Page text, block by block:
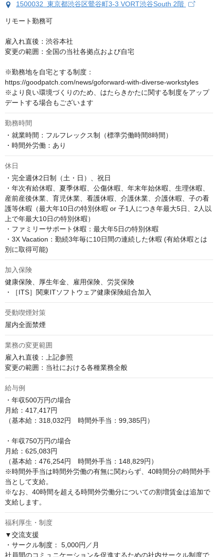
1500032 東京都渋谷区鶯谷町3-3 VORT渋谷South 2階
リモート勤務可
雇入れ直後：渋谷本社
変更の範囲：全国の当社各拠点および自宅
※勤務地を自宅とする制度：
https://goodpatch.com/news/goforward-with-diverse-workstyles
※より良い環境づくりのため、はたらきかたに関する制度をアップ
デートする場合もございます
勤務時間
・就業時間：フルフレックス制（標準労働時間8時間）
・時間外労働：あり
休日
・完全週休2日制（土・日）、祝日
・年次有給休暇、夏季休暇、公傷休暇、年末年始休暇、生理休暇、
産前産後休業、育児休業、看護休暇、介護休業、介護休暇、子の看
護等休暇（最大年10日の特別休暇 or 子1人につき年最大5日、2人以
上で年最大10日の特別休暇）
・ファミリーサポート休暇：最大年5日の特別休暇
・3X Vacation：勤続3年毎に10日間の連続した休暇 (有給休暇とは
別に取得可能)
加入保険
健康保険、厚生年金、雇用保険、労災保険
・［ITS］関東ITソフトウェア健康保険組合加入
受動喫煙対策
屋内全面禁煙
業務の変更範囲
雇入れ直後：上記参照
変更の範囲：当社における各種業務全般
給与例
・年収500万円の場合
月給：417,417円
（基本給：318,032円　時間外手当：99,385円）
・年収750万円の場合
月給：625,083円
（基本給：476,254円　時間外手当：148,829円）
※時間外手当は時間外労働の有無に関わらず、40時間分の時間外手
当として支給。
※なお、40時間を超える時間外労働分についての割増賃金は追加で
支給します。
福利厚生・制度
▼交流支援
・サークル制度： 5,000円／月
社員間のコミュニケーションを促進するための社内サークル制度で